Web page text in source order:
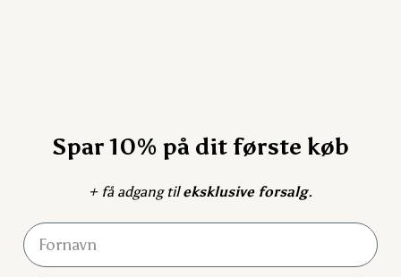
Spar 10% på dit første køb
+ få adgang tileksklusive forsalg.
Fornavn